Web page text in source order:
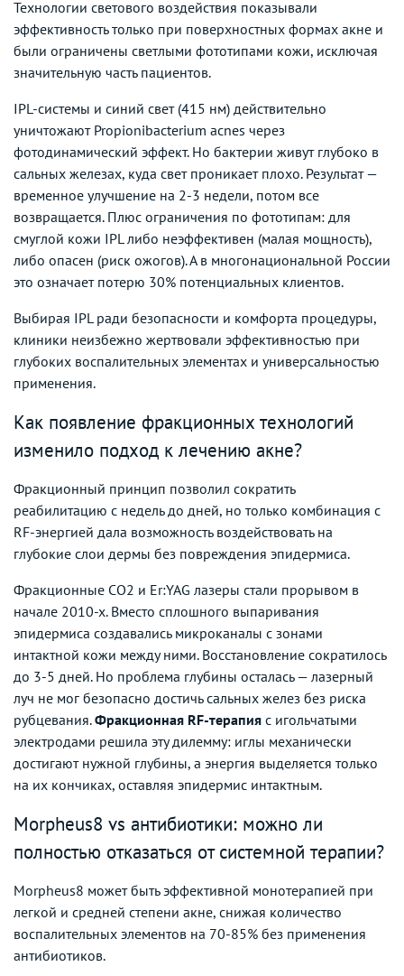
Технологии светового воздействия показывали
эффективность только при поверхностных формах акне и
были ограничены светлыми фототипами кожи, исключая
значительную часть пациентов.
IPL-системы и синий свет (415 нм) действительно
уничтожают Propionibacterium acnes через
фотодинамический эффект. Но бактерии живут глубоко в
сальных железах, куда свет проникает плохо. Результат —
временное улучшение на 2-3 недели, потом все
возвращается. Плюс ограничения по фототипам: для
смуглой кожи IPL либо неэффективен (малая мощность),
либо опасен (риск ожогов). А в многонациональной России
это означает потерю 30% потенциальных клиентов.
Выбирая IPL ради безопасности и комфорта процедуры,
клиники неизбежно жертвовали эффективностью при
глубоких воспалительных элементах и универсальностью
применения.
Как появление фракционных технологий
изменило подход к лечению акне?
Фракционный принцип позволил сократить
реабилитацию с недель до дней, но только комбинация с
RF-энергией дала возможность воздействовать на
глубокие слои дермы без повреждения эпидермиса.
Фракционные CO2 и Er:YAG лазеры стали прорывом в
начале 2010-х. Вместо сплошного выпаривания
эпидермиса создавались микроканалы с зонами
интактной кожи между ними. Восстановление сократилось
до 3-5 дней. Но проблема глубины осталась — лазерный
луч не мог безопасно достичь сальных желез без риска
рубцевания.Фракционная RF-терапия с игольчатыми
электродами решила эту дилемму: иглы механически
достигают нужной глубины, а энергия выделяется только
на их кончиках, оставляя эпидермис интактным.
Morpheus8 vs антибиотики: можно ли
полностью отказаться от системной терапии?
Morpheus8 может быть эффективной монотерапией при
легкой и средней степени акне, снижая количество
воспалительных элементов на 70-85% без применения
антибиотиков.